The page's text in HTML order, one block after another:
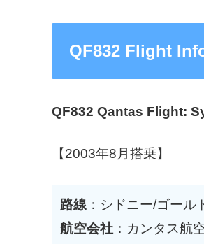
QF832 Flight
QF832 Qantas Flight:
【2003年8月搭乗】
路線 ：シドニー/ゴール
航空会社 ：カンタス